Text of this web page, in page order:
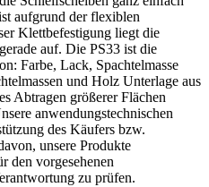
aufgrund der flexiblen
Klettbefestigung liegt die
auf. Die PS33 ist die
Farbe, Lack, Spachtelmasse
und Holz Unterlage aus
Abtragen größerer Flächen
anwendungstechnischen
des Käufers bzw.
unsere Produkte
den vorgesehenen
zu prüfen.